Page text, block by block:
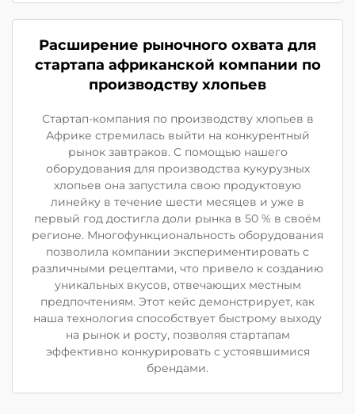
Расширение рыночного охвата для
стартапа африканской компании по
производству хлопьев
Стартап-компания по производству хлопьев в
Африке стремилась выйти на конкурентный
рынок завтраков. С помощью нашего
оборудования для производства кукурузных
хлопьев она запустила свою продуктовую
линейку в течение шести месяцев и уже в
первый год достигла доли рынка в 50 % в своём
регионе. Многофункциональность оборудования
позволила компании экспериментировать с
различными рецептами, что привело к созданию
уникальных вкусов, отвечающих местным
предпочтениям. Этот кейс демонстрирует, как
наша технология способствует быстрому выходу
на рынок и росту, позволяя стартапам
эффективно конкурировать с устоявшимися
брендами.